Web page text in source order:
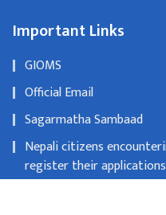
Important Links
GIOMS
Official Email
Sagarmatha Sambaad
Nepali citizens
register their
consulates